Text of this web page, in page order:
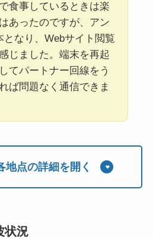
食事しているときは楽
あったのですが、アン
となり、Webサイト閲覧
じました。端末を再起
てパートナー回線をう
ば問題なく通信できま
地点の詳細を開く
状況